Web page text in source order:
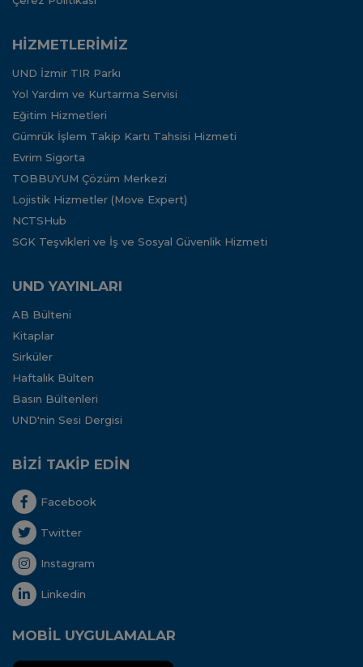
HİZMETLERİMİZ
UND İzmir TIR Parkı
Yol Yardım ve Kurtarma Servisi
Eğitim Hizmetleri
Gümrük İşlem Takip Kartı Tahsisi Hizmeti
Evrim Sigorta
TOBBUYUM Çözüm Merkezi
Lojistik Hizmetler (Move Expert)
NCTSHub
SGK Teşvikleri ve İş ve Sosyal Güvenlik Hizmeti
UND YAYINLARI
AB Bülteni
Kitaplar
Sirküler
Haftalık Bülten
Basın Bültenleri
UND'nin Sesi Dergisi
BİZİ TAKİP EDİN
Facebook
Twitter
Instagram
Linkedin
MOBİL UYGULAMALAR